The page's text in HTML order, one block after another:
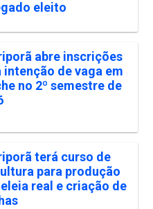
eleito
abre inscrições
intenção de vaga em
no 2º semestre de
terá curso de
para produção
real e criação de